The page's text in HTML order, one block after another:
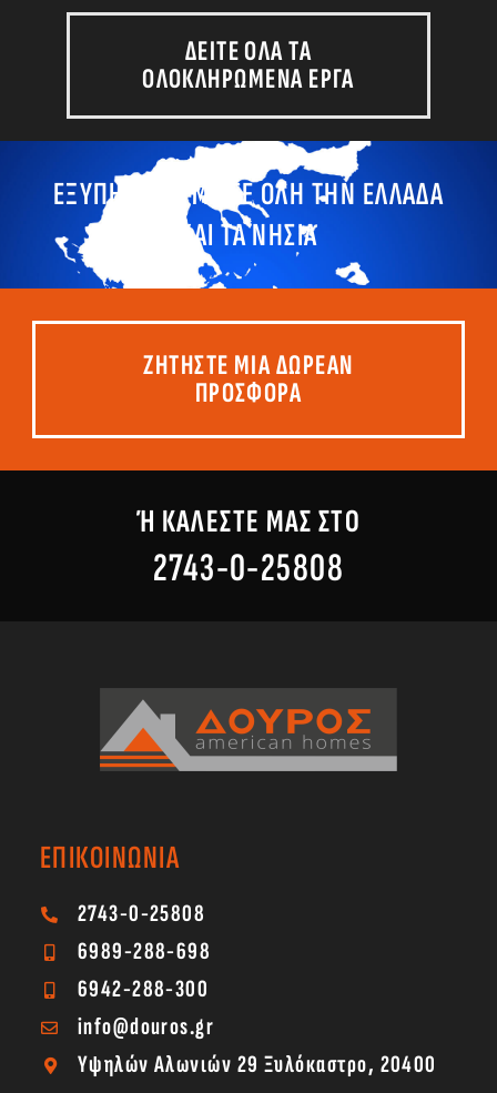
ΔΕΙΤΕ ΟΛΑ ΤΑ
ΟΛΟΚΛΗΡΩΜΕΝΑ ΕΡΓΑ
ΕΞΥΠΗΡΕΤΟΥΜΕ ΣΕ ΟΛΗ ΤΗΝ ΕΛΛΑΔΑ
ΚΑΙ ΤΑ ΝΗΣΙΑ
ΖΗΤΗΣΤΕ ΜΙΑ ΔΩΡΕΑΝ
ΠΡΟΣΦΟΡΑ
Ή ΚΑΛΕΣΤΕ ΜΑΣ ΣΤΟ
2743-0-25808
ΕΠΙΚΟΙΝΩΝΙΑ
2743-0-25808
6989-288-698
6942-288-300
info@douros.gr
Υψηλών Αλωνιών 29 Ξυλόκαστρο, 20400